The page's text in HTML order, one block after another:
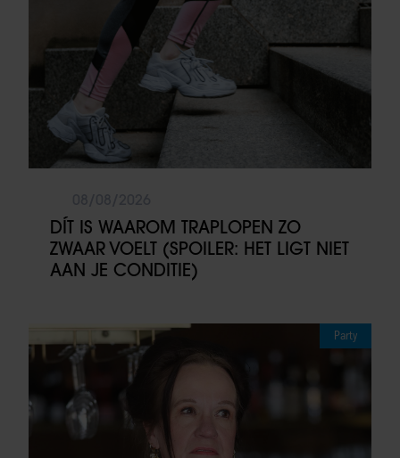
DÍT IS WAAROM TRAPLOPEN ZO
ZWAAR VOELT (SPOILER: HET LIGT NIET
AAN JE CONDITIE)
Party